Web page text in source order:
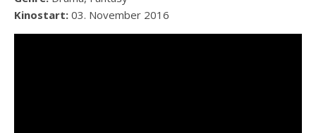
Kinostart: 03. November 2016